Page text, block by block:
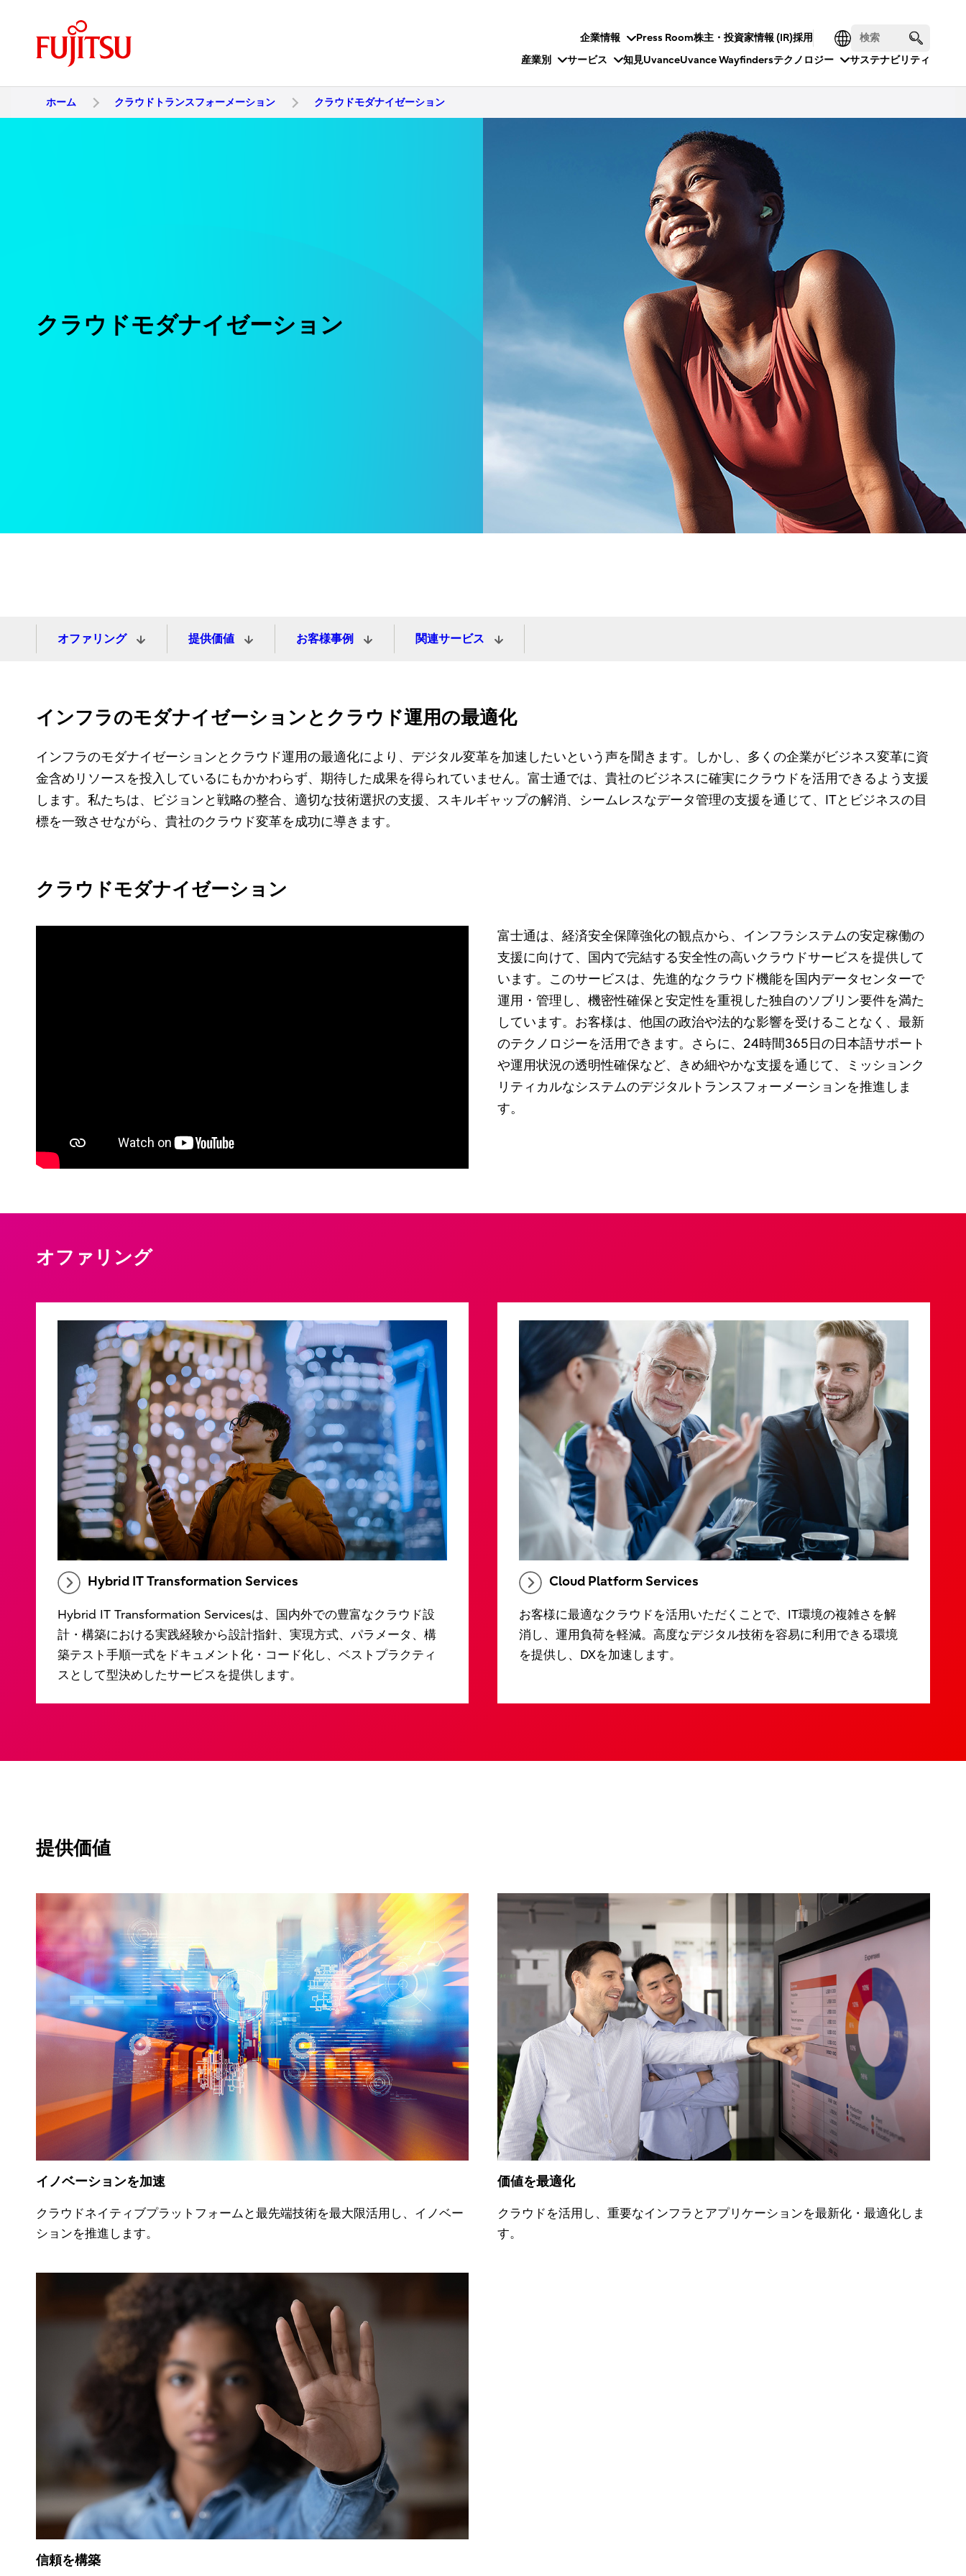
企業情報 Press Room株主・投資家情報 (IR)採用
産業別
サービス 知見UvanceUvance Wayfindersテクノロジー サステナビリティ
ホーム クラウドトランスフォーメーション クラウドモダナイゼーション
クラウドモダナイゼーション
オファリング 提供価値 お客様事例 関連サービス
インフラのモダナイゼーションとクラウド運用の最適化
インフラのモダナイゼーションとクラウド運用の最適化により、デジタル変革を加速したいという声を聞きます。しかし、多くの企業がビジネス変革に資
金含めリソースを投入しているにもかかわらず、期待した成果を得られていません。富士通では、貴社のビジネスに確実にクラウドを活用できるよう支援
します。私たちは、ビジョンと戦略の整合、適切な技術選択の支援、スキルギャップの解消、シームレスなデータ管理の支援を通じて、ITとビジネスの目
標を一致させながら、貴社のクラウド変革を成功に導きます。
クラウドモダナイゼーション
富士通は、経済安全保障強化の観点から、インフラシステムの安定稼働の
支援に向けて、国内で完結する安全性の高いクラウドサービスを提供して
います。このサービスは、先進的なクラウド機能を国内データセンターで
運用・管理し、機密性確保と安定性を重視した独自のソブリン要件を満た
しています。お客様は、他国の政治や法的な影響を受けることなく、最新
のテクノロジーを活用できます。さらに、24時間365日の日本語サポート
や運用状況の透明性確保など、きめ細やかな支援を通じて、ミッションク
リティカルなシステムのデジタルトランスフォーメーションを推進しま
す。
オファリング
Hybrid IT Transformation Services
Hybrid IT Transformation Servicesは、国内外での豊富なクラウド設
計・構築における実践経験から設計指針、実現方式、パラメータ、構
築テスト手順一式をドキュメント化・コード化し、ベストプラクティ
スとして型決めしたサービスを提供します。
Cloud Platform Services
お客様に最適なクラウドを活用いただくことで、IT環境の複雑さを解
消し、運用負荷を軽減。高度なデジタル技術を容易に利用できる環境
を提供し、DXを加速します。
提供価値
イノベーションを加速
クラウドネイティブプラットフォームと最先端技術を最大限活用し、イノベー
ションを推進します。
価値を最適化
クラウドを活用し、重要なインフラとアプリケーションを最新化・最適化しま
す。
信頼を構築